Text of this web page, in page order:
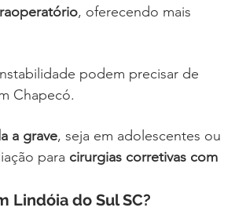
, oferecendo mais
podem precisar de
Chapecó.
a grave, seja em adolescentes ou
para cirurgias corretivas com
Lindóia do Sul SC?